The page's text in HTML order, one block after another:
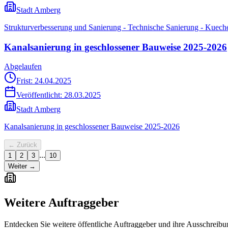
Stadt Amberg
Strukturverbesserung und Sanierung - Technische Sanierung -
Kanalsanierung in geschlossener Bauweise 2025-2026
Abgelaufen
Frist: 24.04.2025
Veröffentlicht: 28.03.2025
Stadt Amberg
Kanalsanierung in geschlossener Bauweise 2025-2026
← Zurück
1
2 3 ...
10
Weiter →
Weitere Auftraggeber
Entdecken Sie weitere öffentliche Auftraggeber und ihre